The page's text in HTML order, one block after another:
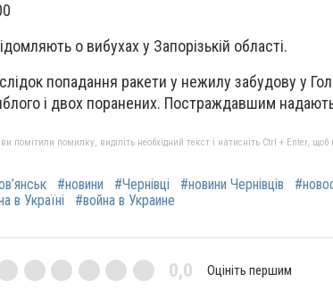
о вибухах у Запорізькій області.
попадання ракети у нежилу забудову у
і двох поранених. Постраждавшим
помітили помилку, виділіть необхідний текст і натисніть Ctrl + Enter,
#новини #Чернівці #новини Чернівців
в Україні
#война в Украине
0,0 Оцініть першим